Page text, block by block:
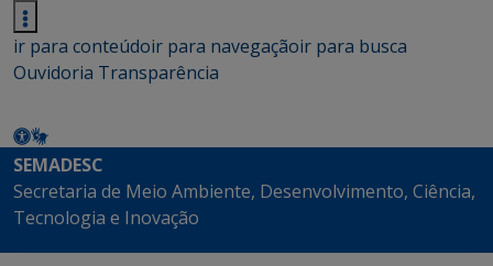
ir para conteúdoir para navegaçãoir para busca
Ouvidoria Transparência
SEMADESC
Secretaria de Meio Ambiente, Desenvolvimento, Ciência,
Tecnologia e Inovação